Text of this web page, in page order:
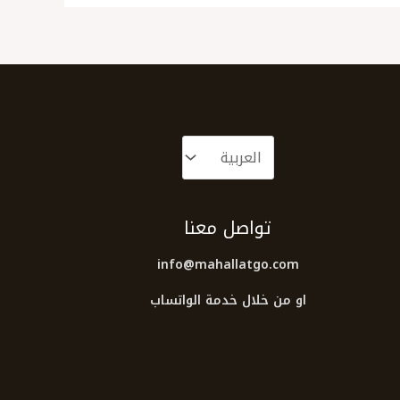
تواصل معنا
info@mahallatgo.com
او من خلال خدمة الواتساب